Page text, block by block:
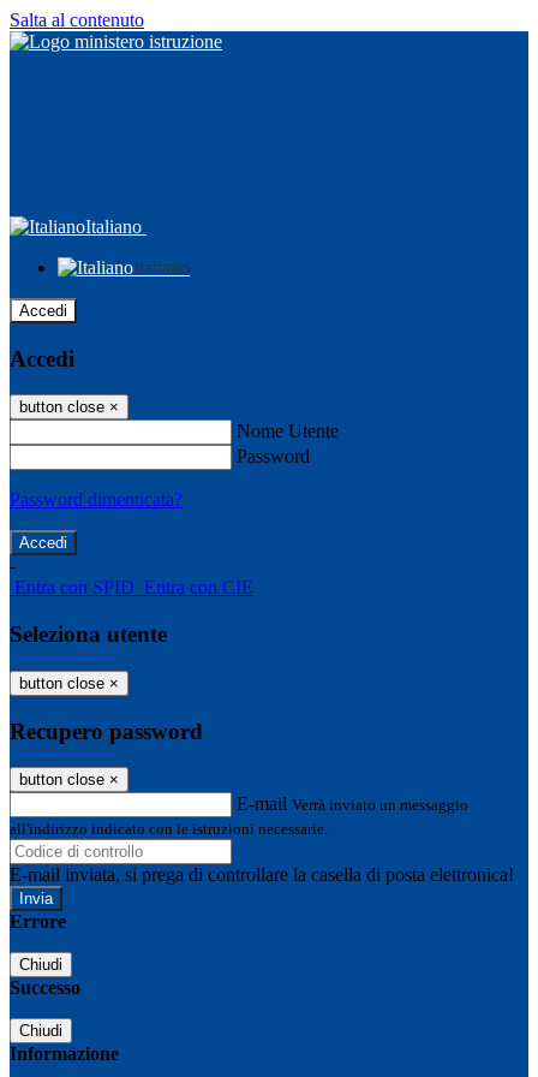
Salta al contenuto
Italiano
Italiano
Accedi
Accedi
button close ×
Nome Utente
Password
Password dimenticata?
-
Entra con SPID Entra con CIE
Seleziona utente
button close ×
Recupero password
button close ×
E-mail Verrà inviato un messaggio
all'indirizzo indicato con le istruzioni necessarie.
E-mail inviata, si prega di controllare la casella di posta elettronica!
Errore
Chiudi
Successo
Chiudi
Informazione